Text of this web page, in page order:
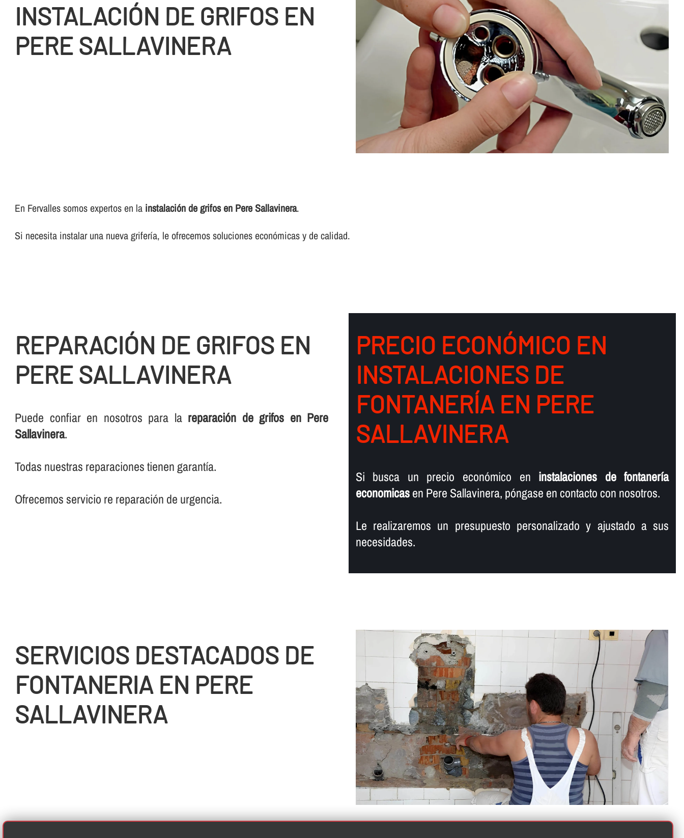
INSTALACIÓN DE GRIFOS EN
PERE SALLAVINERA
En Fervalles somos expertos en la instalación de grifos en Pere Sallavinera.
Si necesita instalar una nueva griferí­a, le ofrecemos soluciones económicas y de calidad.
REPARACIÓN DE GRIFOS EN
PERE SALLAVINERA
Puede confiar en nosotros para la reparación de grifos en Pere
Sallavinera.
Todas nuestras reparaciones tienen garantí­a.
Ofrecemos servicio re reparación de urgencia.
PRECIO ECONÓMICO EN
INSTALACIONES DE
FONTANERÍ­A EN PERE
SALLAVINERA
Si busca un precio económico en instalaciones de fontanerí­a
economicasen Pere Sallavinera, póngase en contacto con nosotros.
Le realizaremos un presupuesto personalizado y ajustado a sus
necesidades.
SERVICIOS DESTACADOS DE
FONTANERIA EN PERE
SALLAVINERA